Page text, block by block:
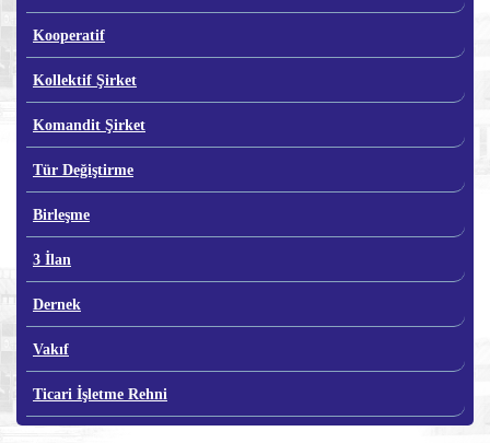
Kooperatif
Kollektif Şirket
Komandit Şirket
Tür Değiştirme
Birleşme
3 İlan
Dernek
Vakıf
Ticari İşletme Rehni